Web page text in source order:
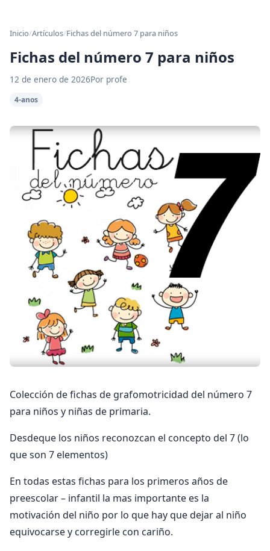
Inicio/Artículos/Fichas del número 7 para niños
Fichas del número 7 para niños
12 de enero de 2026Por profe
4-anos
Colección de fichas de grafomotricidad del número 7
para niños y niñas de primaria.
Desdeque los niños reconozcan el concepto del 7 (lo
que son 7 elementos)
En todas estas fichas para los primeros años de
preescolar – infantil la mas importante es la
motivación del niño por lo que hay que dejar al niño
equivocarse y corregirle con cariño.